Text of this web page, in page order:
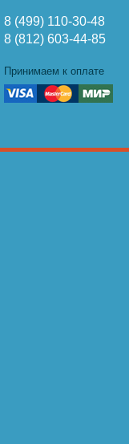
8 (499) 110-30-48
8 (812) 603-44-85
Принимаем к оплате